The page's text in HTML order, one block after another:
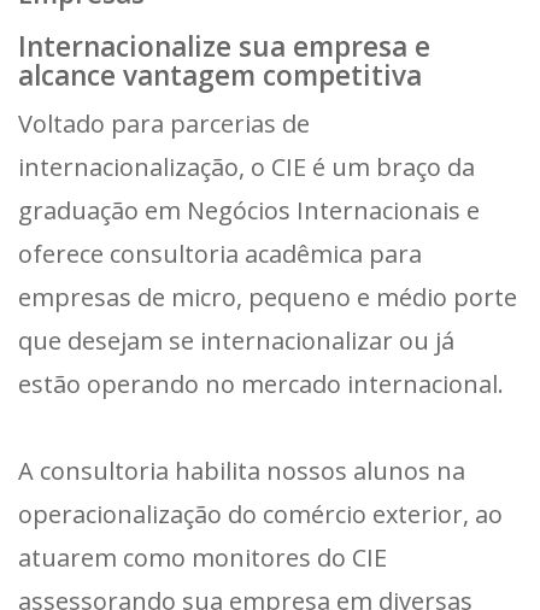
Internacionalize sua empresa e
alcance vantagem competitiva
Voltado para parcerias de
internacionalização, o CIE é um braço da
graduação em Negócios Internacionais e
oferece consultoria acadêmica para
empresas de micro, pequeno e médio porte
que desejam se internacionalizar ou já
estão operando no mercado internacional.
A consultoria habilita nossos alunos na
operacionalização do comércio exterior, ao
atuarem como monitores do CIE
assessorando sua empresa em diversas